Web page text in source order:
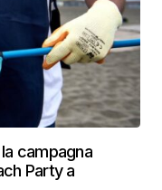
la campagna
Party a